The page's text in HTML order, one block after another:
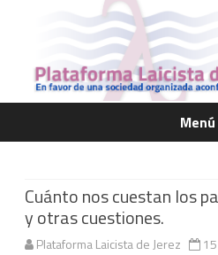
Menú
Cuánto nos cuestan los
y otras cuestiones.
Plataforma Laicista de Jerez